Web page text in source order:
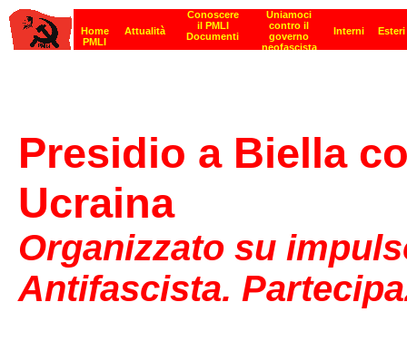
Presidio a Biella
Ucraina
Organizzato su
Antifascista.